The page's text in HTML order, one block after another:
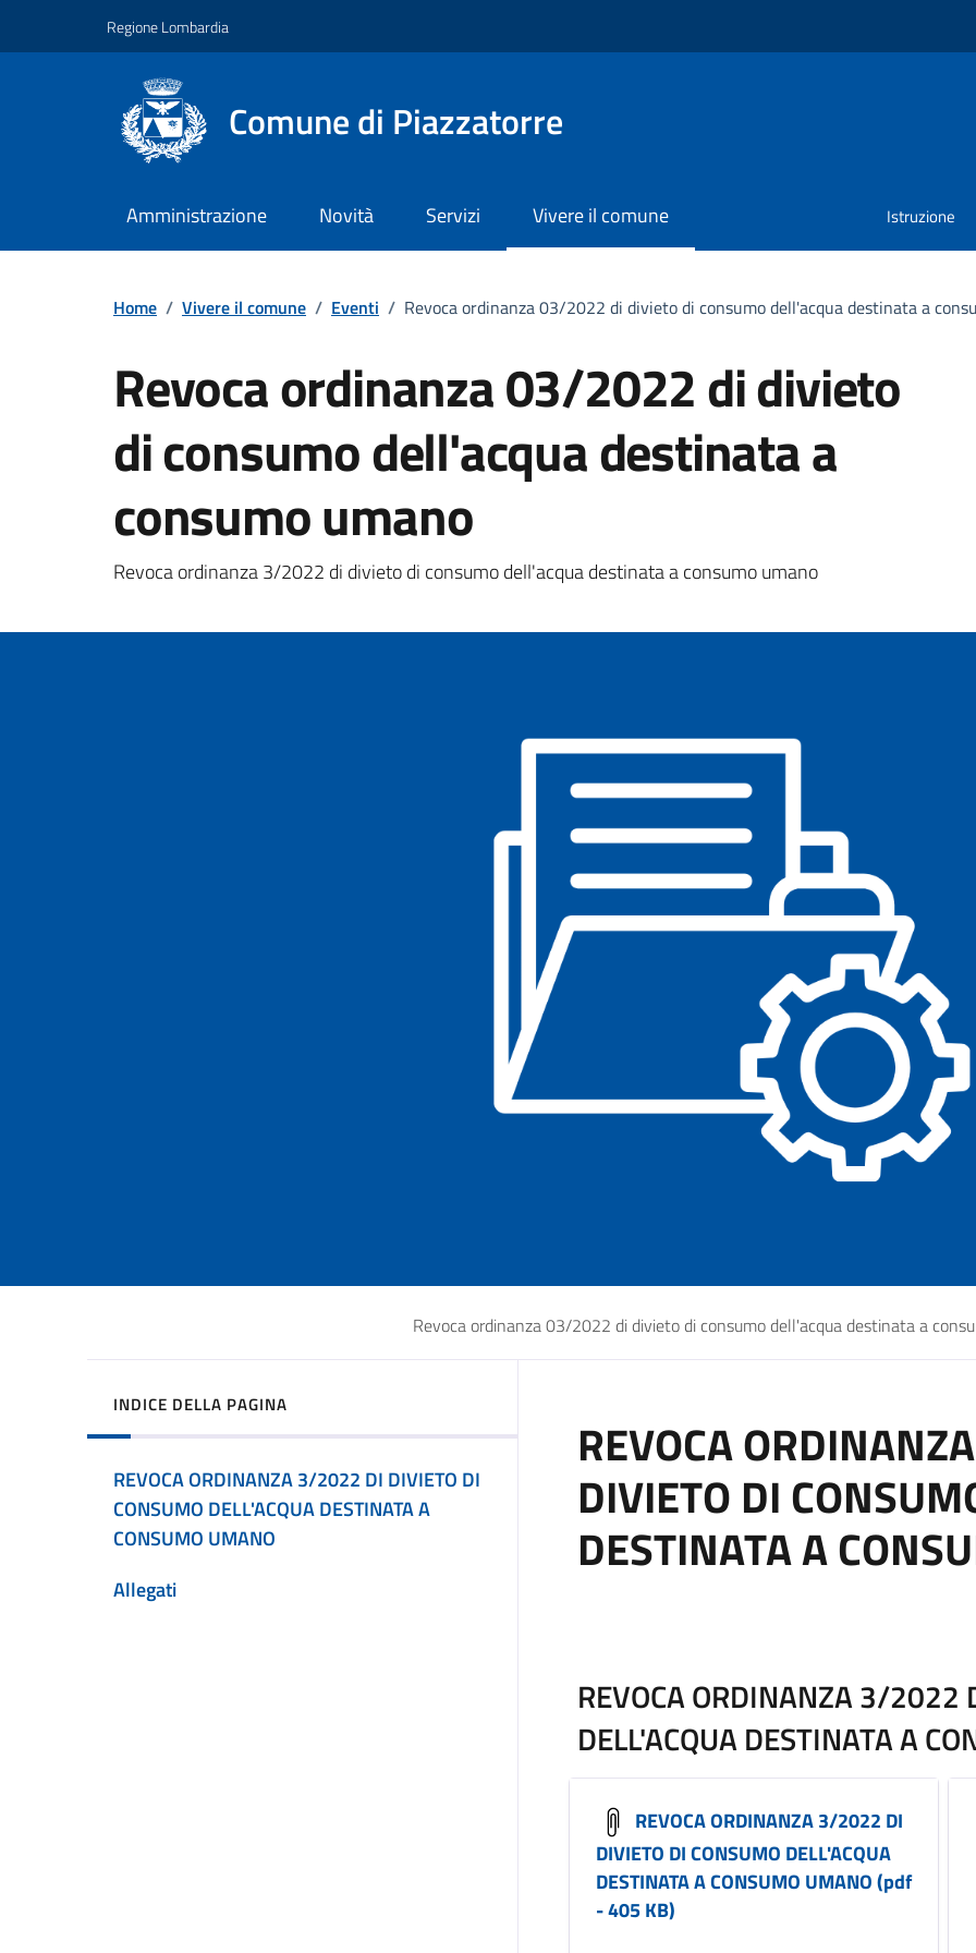
Regione Lombardia
Comune di Piazzatorre
Amministrazione Novità Servizi Vivere il comune Istruzione
Home / Vivere il comune / Eventi / Revoca ordinanza 03/2022 di divieto di consumo dell'acqua destinata a
Revoca ordinanza 03/2022 di divieto
di consumo dell'acqua destinata a
consumo umano
Dettagli della notizia
Revoca ordinanza 3/2022 di divieto di consumo dell'acqua destinata a consumo umano
Revoca ordinanza 03/2022 di divieto di consumo dell'acqua destinata a
INDICE DELLA PAGINA
REVOCA ORDINANZA 3/2022 DI DIVIETO DI
CONSUMO DELL'ACQUA DESTINATA A
CONSUMO UMANO
Allegati
REVOCA
DIVIETO DI
DESTINATA A
REVOCA ORDINANZA 3/2022
DELL'ACQUA DESTINATA A
REVOCA ORDINANZA 3/2022 DI
DIVIETO DI CONSUMO DELL'ACQUA
DESTINATA A CONSUMO UMANO (pdf
- 405 KB)